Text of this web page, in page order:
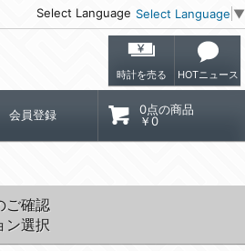
Select Language Select Language ▼
時計を売る HOTニュース
会員登録
0点の商品
￥0
ご確認
ン選択